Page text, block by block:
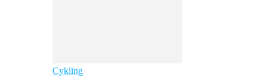
Cykling